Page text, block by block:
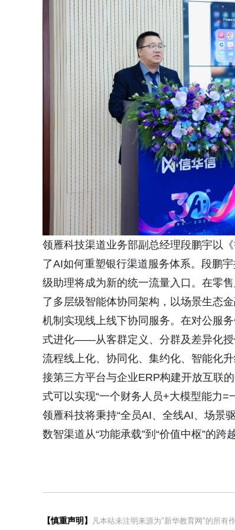
领雁科技渠道业务部副总经理段鹏宇以
了AI如何重塑银行渠道服务体系。段鹏
级助理将成为新的统一流量入口。在零
了多层级智能体协同架构，以场景生态
机制实现线上线下协同服务。在对公服
式进化——从客群定义、分群及差异化授
流程线上化、协同化、集约化、智能化
接第三方平台与企业ERP构建开放互联
式可以实现“一个财务人员+大模型能力=
领雁科技将秉持“全员AI、全线AI、场景
数智渠道从“功能承载”到“价值中枢”的跨
【慎重声明】 凡本站未注明来源为"新华教育网"的所有